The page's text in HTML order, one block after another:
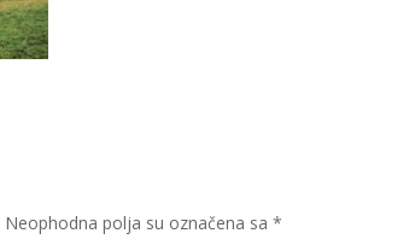
Neophodna polja su označena sa*